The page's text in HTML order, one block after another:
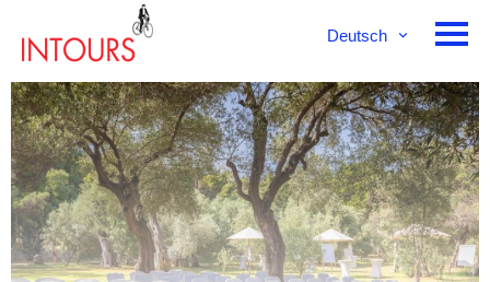
Deutsch
Français